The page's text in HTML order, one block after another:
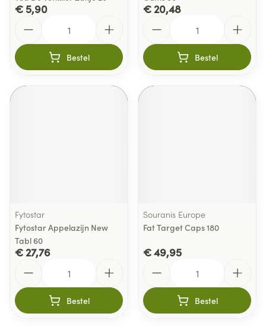
€ 5,90
Bestel
€ 20,48
Bestel
Fytostar
Fytostar Appelazijn New
Tabl 60
€ 27,76
Bestel
Souranis Europe
Fat Target Caps 180
€ 49,95
Bestel